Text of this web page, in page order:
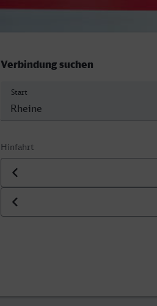
Verbindung suchen
Start
Hinfahrt
Datum der Hinfahrt
Uhrzeit der Hinfahrt